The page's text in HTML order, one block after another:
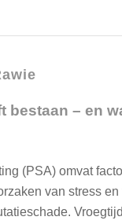
bestaan – en
(PSA) omvat
van stress